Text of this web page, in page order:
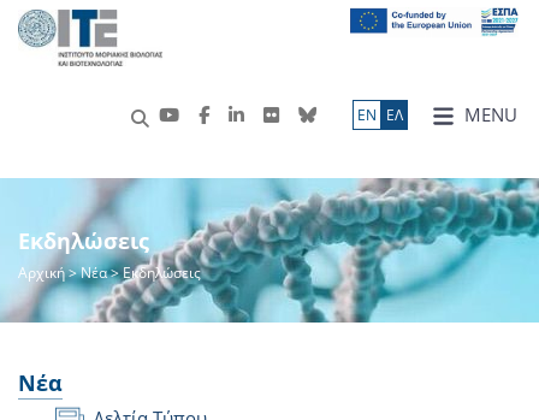
MENU
ΕN ΕΛ
Εκδηλώσεις
Αρχική>Νέα> Εκδηλώσεις
Νέα